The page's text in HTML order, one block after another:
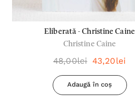
Eliberată - Christine Caine
Christine Caine
48,00lei 43,20lei
Adaugă în coș